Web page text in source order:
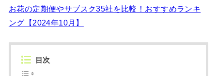
お花の定期便やサブスク35社を比較！おすすめランキ
ング【2024年10月】
目次